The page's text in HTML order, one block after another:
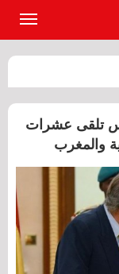
تلقى عشرات
والمغرب